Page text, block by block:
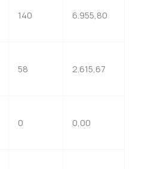
140 6.955,80
58 2.615,67
0 0,00